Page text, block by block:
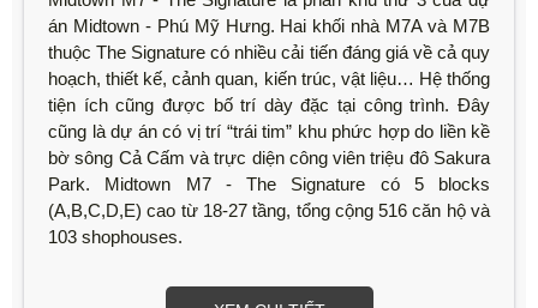
án Midtown - Phú Mỹ Hưng. Hai khối nhà M7A và M7B
thuộc The Signature có nhiều cải tiến đáng giá về cả quy
hoạch, thiết kế, cảnh quan, kiến trúc, vật liệu… Hệ thống
tiện ích cũng được bố trí dày đặc tại công trình. Đây
cũng là dự án có vị trí “trái tim” khu phức hợp do liền kề
bờ sông Cả Cấm và trực diện công viên triệu đô Sakura
Park. Midtown M7 - The Signature có 5 blocks
(A,B,C,D,E) cao từ 18-27 tầng, tổng cộng 516 căn hộ và
103 shophouses.